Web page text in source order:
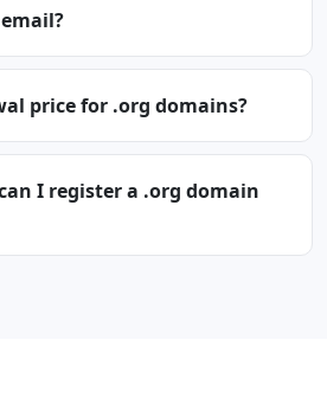
price for .org domains?
I register a .org domain